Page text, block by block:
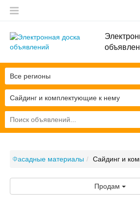
Сайдинг и комплектующие к нему
Все регионы
Фасадные материалы Сайдинг и
Продам